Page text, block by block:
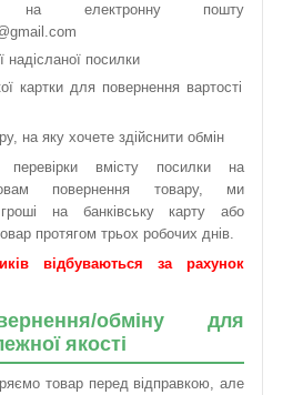
на електронну пошту
надісланої посилки
картки для повернення вартості
на яку хочете здійснити обмін
перевірки вмісту посилки на
повернення товару, ми
на банківську карту або
протягом трьох робочих днів.
відбуваються за рахунок
обміну для
якості
товар перед відправкою, але